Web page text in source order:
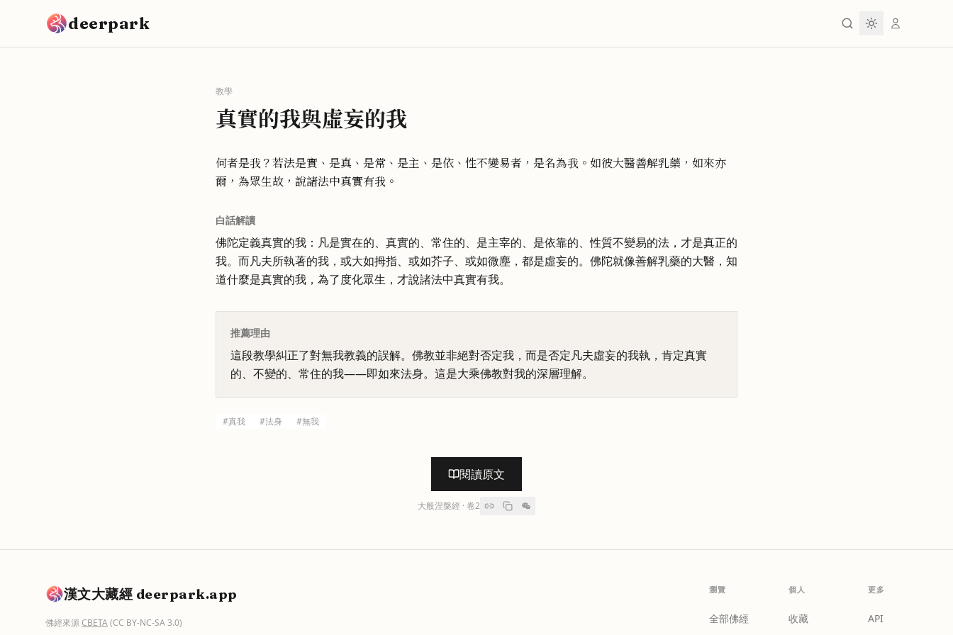
deerpark
教學
真實的我與虛妄的我
何者是我？若法是實、是真、是常、是主、是依、性不變易者，是名為我。如彼大醫善解乳藥，如來亦
爾，為眾生故，說諸法中真實有我。
白話解讀
佛陀定義真實的我：凡是實在的、真實的、常住的、是主宰的、是依靠的、性質不變易的法，才是真正的
我。而凡夫所執著的我，或大如拇指、或如芥子、或如微塵，都是虛妄的。佛陀就像善解乳藥的大醫，知
道什麼是真實的我，為了度化眾生，才說諸法中真實有我。
推薦理由
這段教學糾正了對無我教義的誤解。佛教並非絕對否定我，而是否定凡夫虛妄的我執，肯定真實
的、不變的、常住的我——即如來法身。這是大乘佛教對我的深層理解。
#真我 #法身 #無我
閱讀原文
大般涅槃經 · 卷2
漢文大藏經 deerpark.app
佛經來源CBETA(CC BY-NC-SA 3.0)
瀏覽
全部佛經
個人
收藏
更多
API